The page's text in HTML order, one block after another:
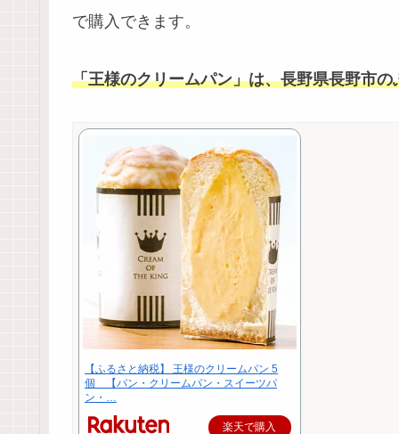
で購入できます。
「王様のクリームパン」は、長野県長野市の
【ふるさと納税】 王様のクリームパン 5
個 【パン・クリームパン・スイーツパ
ン・…
楽天で購入